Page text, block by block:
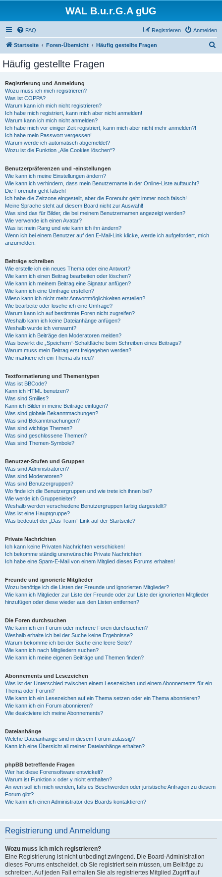
WAL B.u.r.G.A gUG
FAQ Anmelden
Registrieren
Startseite Foren-Übersicht Häufig gestellte Fragen
Häufig gestellte Fragen
Registrierung und Anmeldung
Wozu muss ich mich registrieren?
Was ist COPPA?
Warum kann ich mich nicht registrieren?
Ich habe mich registriert, kann mich aber nicht anmelden!
Warum kann ich mich nicht anmelden?
Ich habe mich vor einiger Zeit registriert, kann mich aber nicht mehr anmelden?!
Ich habe mein Passwort vergessen!
Warum werde ich automatisch abgemeldet?
Wozu ist die Funktion „Alle Cookies löschen“?
Benutzerpräferenzen und -einstellungen
Wie kann ich meine Einstellungen ändern?
Wie kann ich verhindern, dass mein Benutzername in der Online-Liste auftaucht?
Die Forenuhr geht falsch!
Ich habe die Zeitzone eingestellt, aber die Forenuhr geht immer noch falsch!
Meine Sprache steht auf diesem Board nicht zur Auswahl!
Was sind das für Bilder, die bei meinem Benutzernamen angezeigt werden?
Wie verwende ich einen Avatar?
Was ist mein Rang und wie kann ich ihn ändern?
Wenn ich bei einem Benutzer auf den E-Mail-Link klicke, werde ich aufgefordert, mich
anzumelden.
Beiträge schreiben
Wie erstelle ich ein neues Thema oder eine Antwort?
Wie kann ich einen Beitrag bearbeiten oder löschen?
Wie kann ich meinem Beitrag eine Signatur anfügen?
Wie kann ich eine Umfrage erstellen?
Wieso kann ich nicht mehr Antwortmöglichkeiten erstellen?
Wie bearbeite oder lösche ich eine Umfrage?
Warum kann ich auf bestimmte Foren nicht zugreifen?
Weshalb kann ich keine Dateianhänge anfügen?
Weshalb wurde ich verwarnt?
Wie kann ich Beiträge den Moderatoren melden?
Was bewirkt die „Speichern“-Schaltfläche beim Schreiben eines Beitrags?
Warum muss mein Beitrag erst freigegeben werden?
Wie markiere ich ein Thema als neu?
Textformatierung und Thementypen
Was ist BBCode?
Kann ich HTML benutzen?
Was sind Smilies?
Kann ich Bilder in meine Beiträge einfügen?
Was sind globale Bekanntmachungen?
Was sind Bekanntmachungen?
Was sind wichtige Themen?
Was sind geschlossene Themen?
Was sind Themen-Symbole?
Benutzer-Stufen und Gruppen
Was sind Administratoren?
Was sind Moderatoren?
Was sind Benutzergruppen?
Wo finde ich die Benutzergruppen und wie trete ich ihnen bei?
Wie werde ich Gruppenleiter?
Weshalb werden verschiedene Benutzergruppen farbig dargestellt?
Was ist eine Hauptgruppe?
Was bedeutet der „Das Team“-Link auf der Startseite?
Private Nachrichten
Ich kann keine Privaten Nachrichten verschicken!
Ich bekomme ständig unerwünschte Private Nachrichten!
Ich habe eine Spam-E-Mail von einem Mitglied dieses Forums erhalten!
Freunde und ignorierte Mitglieder
Wozu benötige ich die Listen der Freunde und ignorierten Mitglieder?
Wie kann ich Mitglieder zur Liste der Freunde oder zur Liste der ignorierten Mitglieder
hinzufügen oder diese wieder aus den Listen entfernen?
Die Foren durchsuchen
Wie kann ich ein Forum oder mehrere Foren durchsuchen?
Weshalb erhalte ich bei der Suche keine Ergebnisse?
Warum bekomme ich bei der Suche eine leere Seite?
Wie kann ich nach Mitgliedern suchen?
Wie kann ich meine eigenen Beiträge und Themen finden?
Abonnements und Lesezeichen
Was ist der Unterschied zwischen einem Lesezeichen und einem Abonnements für ein
Thema oder Forum?
Wie kann ich ein Lesezeichen auf ein Thema setzen oder ein Thema abonnieren?
Wie kann ich ein Forum abonnieren?
Wie deaktiviere ich meine Abonnements?
Dateianhänge
Welche Dateianhänge sind in diesem Forum zulässig?
Kann ich eine Übersicht all meiner Dateianhänge erhalten?
phpBB betreffende Fragen
Wer hat diese Forensoftware entwickelt?
Warum ist Funktion x oder y nicht enthalten?
An wen soll ich mich wenden, falls es Beschwerden oder juristische Anfragen zu diesem
Forum gibt?
Wie kann ich einen Administrator des Boards kontaktieren?
Registrierung und Anmeldung
Wozu muss ich mich registrieren?
Eine Registrierung ist nicht unbedingt zwingend. Die Board-Administration
dieses Forums entscheidet, ob Sie registriert sein müssen, um Beiträge zu
schreiben. Auf jeden Fall erhalten Sie als registriertes Mitglied Zugriff auf